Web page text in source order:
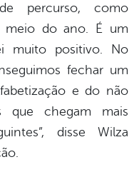
percurso, como
meio do ano. É um
muito positivo. No
fechar um
e do não
que chegam mais
disse Wilza